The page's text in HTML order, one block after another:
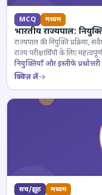
MCQ मध्यम
भारतीय राज्यपाल:
राज्यपाल की नियुक्ति प्रक्रिया,
राज्य परीक्षार्थियों के लिए
नियुक्तियाँ और इस्तीफे प्रश्नोत्तरी
क्विज़ लें
सच/झूठ मध्यम